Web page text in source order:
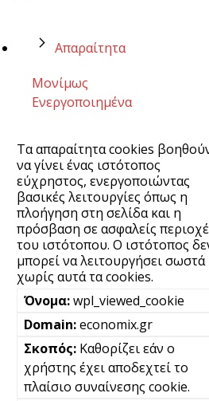
Απαραίτητα
Μονίμως
Ενεργοποιημένα
Τα απαραίτητα cookies
να γίνει ένας ιστότοπος
εύχρηστος, ενεργοποιώντας
βασικές λειτουργίες όπως η
πλοήγηση στη σελίδα και η
πρόσβαση σε ασφαλείς
του ιστότοπου. Ο ιστότοπος
μπορεί να λειτουργήσει σωστά
χωρίς αυτά τα cookies.
wpl_viewed_cookie
economix.gr
Καθορίζει εάν ο
χρήστης έχει αποδεχτεί το
πλαίσιο συναίνεσης cookie.